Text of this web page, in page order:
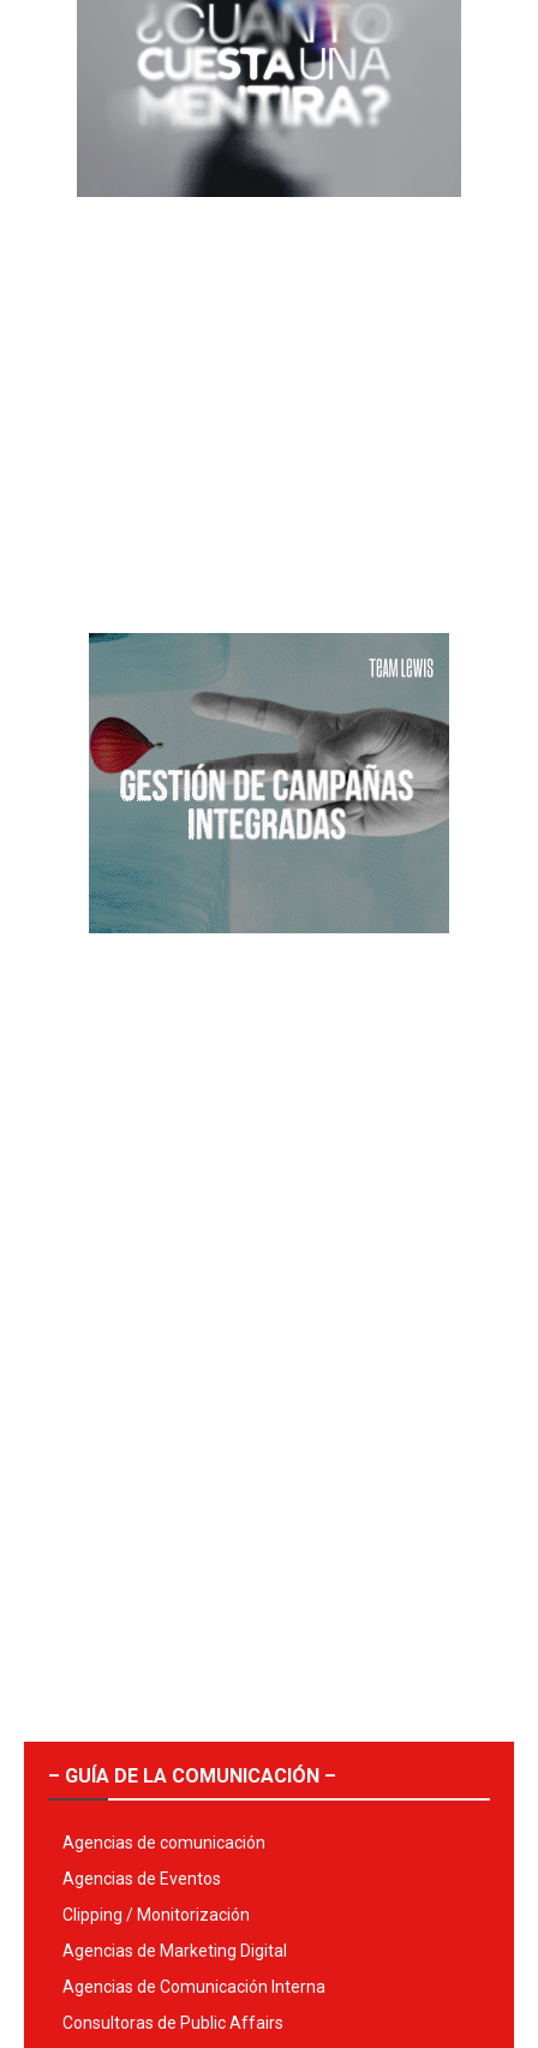
– GUÍA DE LA COMUNICACIÓN –
Agencias de comunicación
Agencias de Eventos
Clipping / Monitorización
Agencias de Marketing Digital
Agencias de Comunicación Interna
Consultoras de Public Affairs